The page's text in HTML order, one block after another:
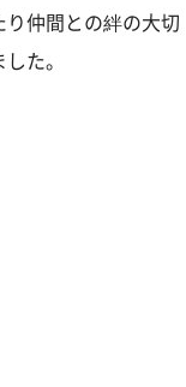
仲間との絆の大切
た。